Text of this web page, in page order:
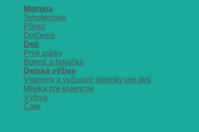
Mamina
Tehotenstvo
Pôrod
Dojčenie
Deti
Prvé zúbky
Bolesť a horúčka
Detská výživa
Vitamíny a vyživové doplnky pre deti
Mlieka pre kojencov
Výživa
Čaje